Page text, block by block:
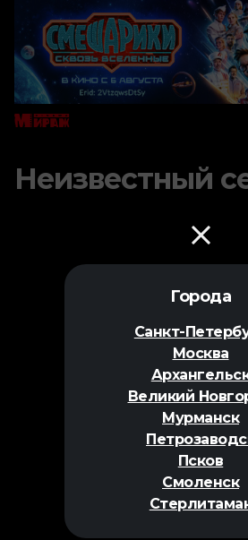
Города
Санкт-
Москва
Великий
Мурманск
Псков
Смоленск
Неизвестный